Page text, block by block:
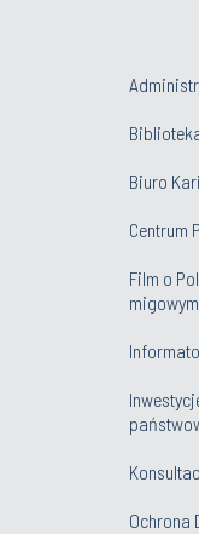
Biuro
Centrum
Film o
migowym
Ochrona